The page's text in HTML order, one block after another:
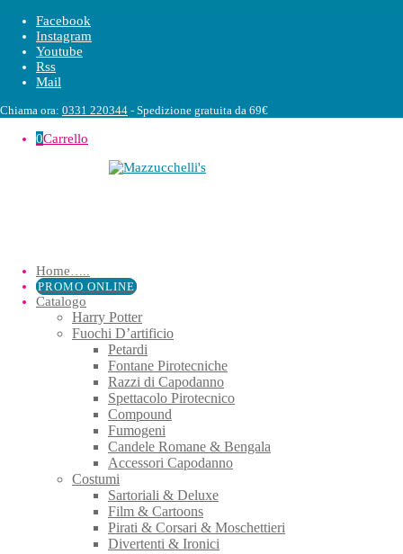
Facebook
Instagram
Youtube
Rss
Mail
Chiama ora: 0331 220344 - Spedizione gratuita da 69€
0Carrello
Home…..
PROMO ONLINE
Catalogo
Harry Potter
Fuochi D’artificio
Petardi
Fontane Pirotecniche
Razzi di Capodanno
Spettacolo Pirotecnico
Compound
Fumogeni
Candele Romane & Bengala
Accessori Capodanno
Costumi
Sartoriali & Deluxe
Film & Cartoons
Pirati & Corsari & Moschettieri
Divertenti & Ironici